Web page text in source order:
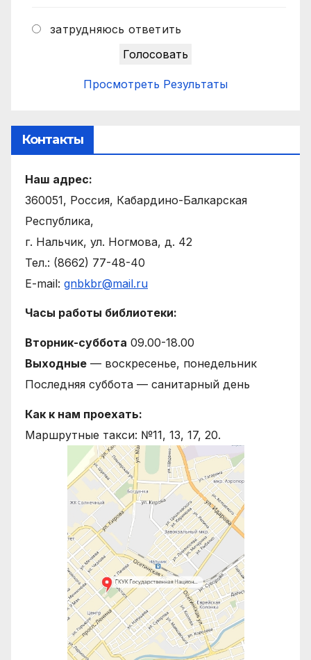
затрудняюсь ответить
Просмотреть Результаты
Контакты
Наш адрес:
360051, Россия, Кабардино-Балкарская
Республика,
г. Нальчик, ул. Ногмова, д. 42
Тел.: (8662) 77-48-40
E-mail: gnbkbr@mail.ru
Часы работы библиотеки:
Вторник-суббота 09.00-18.00
Выходные — воскресенье, понедельник
Последняя суббота — санитарный день
Как к нам проехать:
Маршрутные такси: №11, 13, 17, 20.